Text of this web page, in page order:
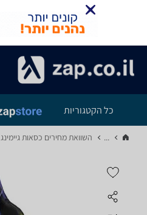
כל הקטגוריות
... השוואת מחירים כסאות גיימינג‏